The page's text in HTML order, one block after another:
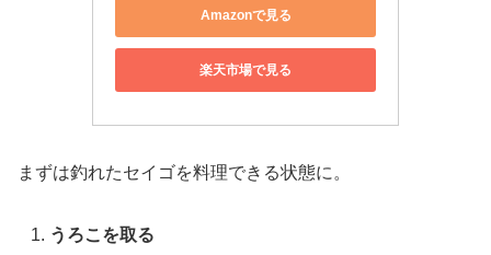
Amazonで見る
楽天市場で見る
まずは釣れたセイゴを料理できる状態に。
うろこを取る